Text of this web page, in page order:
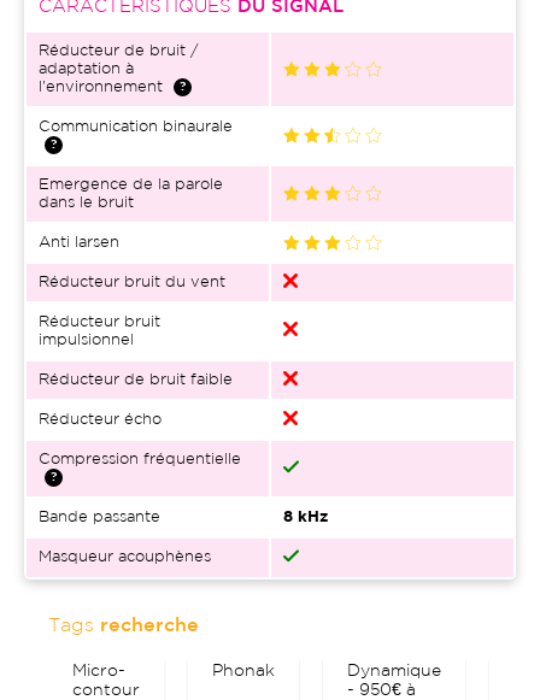
CARACTÉRISTIQUES DU SIGNAL
Réducteur de bruit /
adaptation à
l'environnement
Communication binaurale
Emergence de la parole
dans le bruit
Anti larsen
Réducteur bruit du vent
Réducteur bruit
impulsionnel
Réducteur de bruit faible
Réducteur écho
Compression fréquentielle
Bande passante 8 kHz
Masqueur acouphènes
Tags recherche
Micro-
contour
Phonak
Dynamique
- 950€ à